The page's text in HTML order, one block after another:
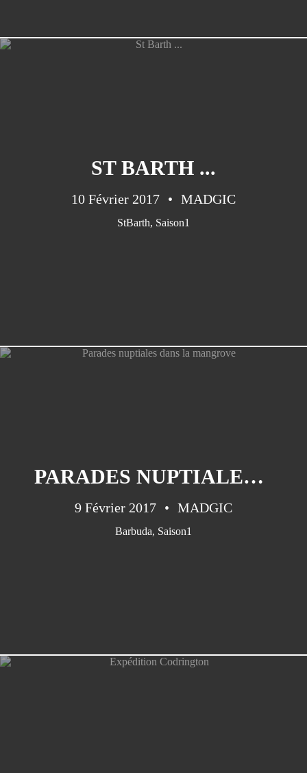
ST BARTH ...
10 Février 2017 MADGIC
StBarth, Saison1
PARADES NUPTIALES DANS LA MANGROVE
9 Février 2017 MADGIC
Barbuda, Saison1